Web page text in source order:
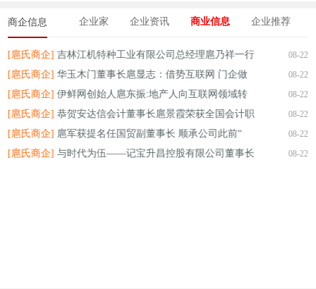
企业家 企业资讯 商业信息 企业推荐
商企信息
08-22
[扈氏商企] 吉林江机特种工业有限公司总经理扈乃祥一行
08-22
[扈氏商企] 华玉木门董事长扈显志：借势互联网 门企做
08-22
[扈氏商企] 伊鲜网创始人扈东振:地产人向互联网领域转
08-22
[扈氏商企] 恭贺安达信会计董事长扈景霞荣获全国会计职
08-22
[扈氏商企] 扈军获提名任国贸副董事长 顺承公司此前“
08-22
[扈氏商企] 与时代为伍——记宝升昌控股有限公司董事长
[
[
[
[
[
[